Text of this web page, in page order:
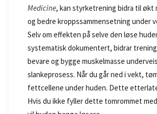
Medicine, kan styrketrening bidra til økt
og bedre kroppssammensetning under
Selv om effekten på selve den løse
systematisk dokumentert, bidrar
bevare og bygge muskelmasse
slankeprosess. Når du går ned i vekt,
fettcellene under huden. Dette
Hvis du ikke fyller dette tomrommet